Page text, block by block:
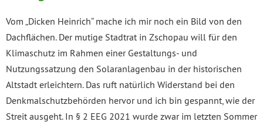
Vom „Dicken Heinrich“ mache ich mir noch ein Bild von den
Dachflächen. Der mutige Stadtrat in Zschopau will für den
Klimaschutz im Rahmen einer Gestaltungs- und
Nutzungssatzung den Solaranlagenbau in der historischen
Altstadt erleichtern. Das ruft natürlich Widerstand bei den
Denkmalschutzbehörden hervor und ich bin gespannt, wie der
Streit ausgeht. In § 2 EEG 2021 wurde zwar im letzten Sommer